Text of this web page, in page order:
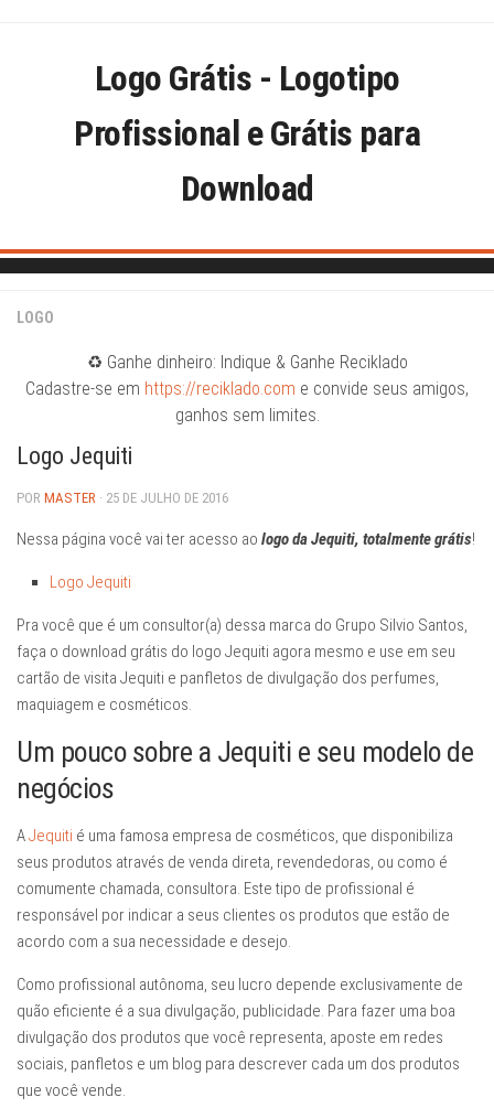
Logo Grátis - Logotipo
Profissional e Grátis para
Download
LOGO
♻️ Ganhe dinheiro: Indique & Ganhe Reciklado
Cadastre-se em https://reciklado.com e convide seus amigos,
ganhos sem limites.
Logo Jequiti
POR MASTER · 25 DE JULHO DE 2016
Nessa página você vai ter acesso ao logo da Jequiti, totalmente grátis!
Logo Jequiti
Pra você que é um consultor(a) dessa marca do Grupo Silvio Santos,
faça o download grátis do logo Jequiti agora mesmo e use em seu
cartão de visita Jequiti e panfletos de divulgação dos perfumes,
maquiagem e cosméticos.
Um pouco sobre a Jequiti e seu modelo de
negócios
AJequiti é uma famosa empresa de cosméticos, que disponibiliza
seus produtos através de venda direta, revendedoras, ou como é
comumente chamada, consultora. Este tipo de profissional é
responsável por indicar a seus clientes os produtos que estão de
acordo com a sua necessidade e desejo.
Como profissional autônoma, seu lucro depende exclusivamente de
quão eficiente é a sua divulgação, publicidade. Para fazer uma boa
divulgação dos produtos que você representa, aposte em redes
sociais, panfletos e um blog para descrever cada um dos produtos
que você vende.